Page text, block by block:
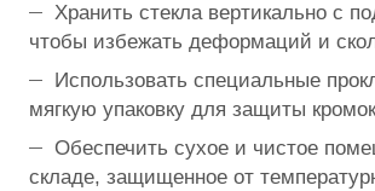
Хранить стекла вертикально с
чтобы избежать деформаций и
Использовать специальные
мягкую упаковку для защиты
Обеспечить сухое и чистое
складе, защищенное от